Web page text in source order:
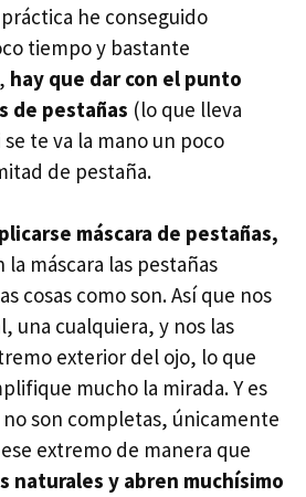
he conseguido
tiempo y bastante
hay que dar con el punto
de pestañas (lo que lleva
te va la mano un poco
de pestaña.
máscara de pestañas,
máscara las pestañas
cosas como son. Así que nos
una cualquiera, y nos las
exterior del ojo, lo que
mucho la mirada. Y es
son completas, únicamente
extremo de manera que
naturales y abren muchísimo